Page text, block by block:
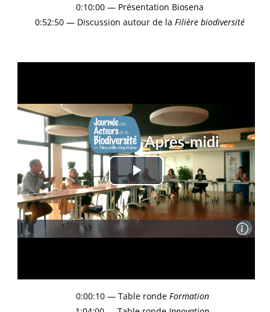
0:10:00 — Présentation Biosena
0:52:50 — Discussion autour de la Filière biodiversité
0:00:10 — Table ronde Formation